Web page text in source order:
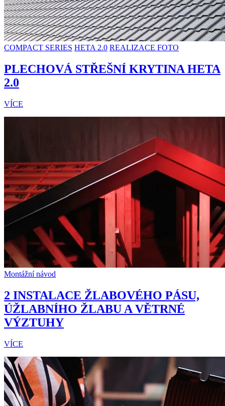
COMPACT SERIES HETA 2.0 REALIZACE FOTO
PLECHOVÁ STŘEŠNÍ KRYTINAHETA
2.0
VÍCE
Montážní návod
2 INSTALACE ŽLABOVÉHO PÁSU,
ÚŽLABNÍHO ŽLABU A VĚTRNÉ
VÝZTUHY
VÍCE